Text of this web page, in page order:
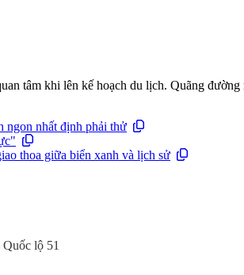
tâm khi lên kế hoạch du lịch. Quãng
ngon nhất định phải thử
thoa giữa biển xanh và lịch sử
lộ 51